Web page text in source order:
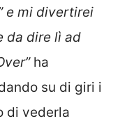
e mi divertirei
da dire lì ad
ha
su di giri i
di vederla